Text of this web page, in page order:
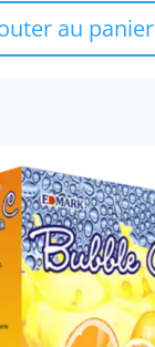
au panier